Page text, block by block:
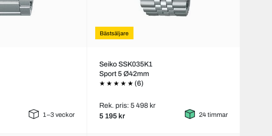
1–3 veckor
Bästsäljare
Seiko SSK035K1
Sport 5 Ø42mm
(6)
Rek. pris: 5 498 kr
5 195 kr 24 timmar